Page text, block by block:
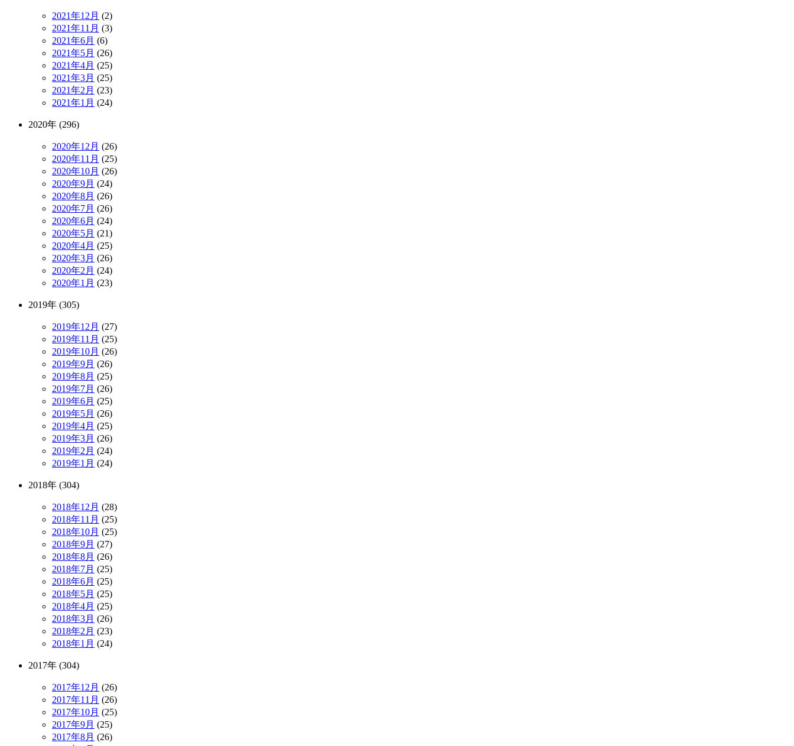
2021年12月 (2)
2021年11月 (3)
2021年6月 (6)
2021年5月 (26)
2021年4月 (25)
2021年3月 (25)
2021年2月 (23)
2021年1月 (24)
2020年 (296)
2020年12月 (26)
2020年11月 (25)
2020年10月 (26)
2020年9月 (24)
2020年8月 (26)
2020年7月 (26)
2020年6月 (24)
2020年5月 (21)
2020年4月 (25)
2020年3月 (26)
2020年2月 (24)
2020年1月 (23)
2019年 (305)
2019年12月 (27)
2019年11月 (25)
2019年10月 (26)
2019年9月 (26)
2019年8月 (25)
2019年7月 (26)
2019年6月 (25)
2019年5月 (26)
2019年4月 (25)
2019年3月 (26)
2019年2月 (24)
2019年1月 (24)
2018年 (304)
2018年12月 (28)
2018年11月 (25)
2018年10月 (25)
2018年9月 (27)
2018年8月 (26)
2018年7月 (25)
2018年6月 (25)
2018年5月 (25)
2018年4月 (25)
2018年3月 (26)
2018年2月 (23)
2018年1月 (24)
2017年 (304)
2017年12月 (26)
2017年11月 (26)
2017年10月 (25)
2017年9月 (25)
2017年8月 (26)